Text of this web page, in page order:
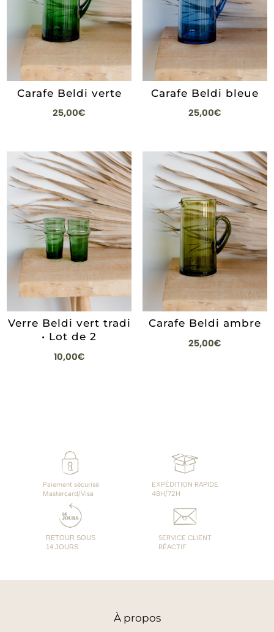
Carafe Beldi verte
25,00€
Carafe Beldi bleue
25,00€
Verre Beldi vert tradi
• Lot de 2
10,00€
Carafe Beldi ambre
25,00€
Paiement sécurisé
Mastercard/Visa
EXPÉDITION RAPIDE
48H/72H
RETOUR SOUS
14 JOURS
SERVICE CLIENT
RÉACTIF
Àpropos